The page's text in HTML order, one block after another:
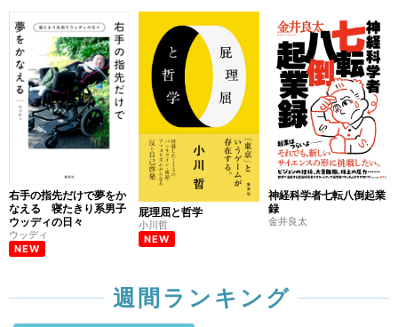
右手の指先だけで夢をか
なえる 寝たきり系男子
ウッディの日々
ウッディ
NEW
屁理屈と哲学
小川哲
NEW
神経科学者七転八倒起業
録
金井良太
週間ランキング